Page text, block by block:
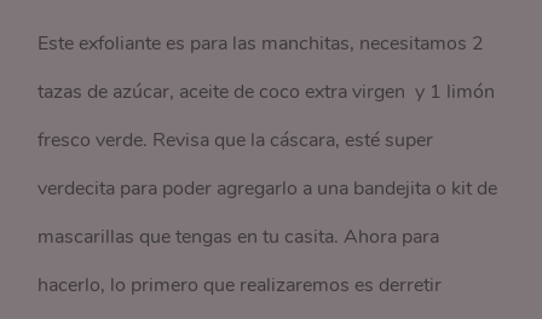
Este exfoliante es para las manchitas, necesitamos 2
tazas de azúcar, aceite de coco extra virgen y 1 limón
fresco verde. Revisa que la cáscara, esté super
verdecita para poder agregarlo a una bandejita o kit de
mascarillas que tengas en tu casita. Ahora para
hacerlo, lo primero que realizaremos es derretir